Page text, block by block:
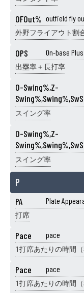
OFOut% outfield fly
外野フライアウト割
OPS On-base
出塁率＋長打率
O-Swing%,Z-
スイング率
O-Swing%,Z-
スイング率
P
PA Plate
打席
Pace pace
1打席あたりの時間（
Pace pace
1打席あたりの時間（